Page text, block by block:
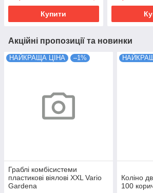
Купити
Акційні пропозиції та новинки
НАЙКРАЩА ЦІНА –1%
Граблі комбісистеми
пластикові віялові XXL Vario
Gardena
Коліно
100